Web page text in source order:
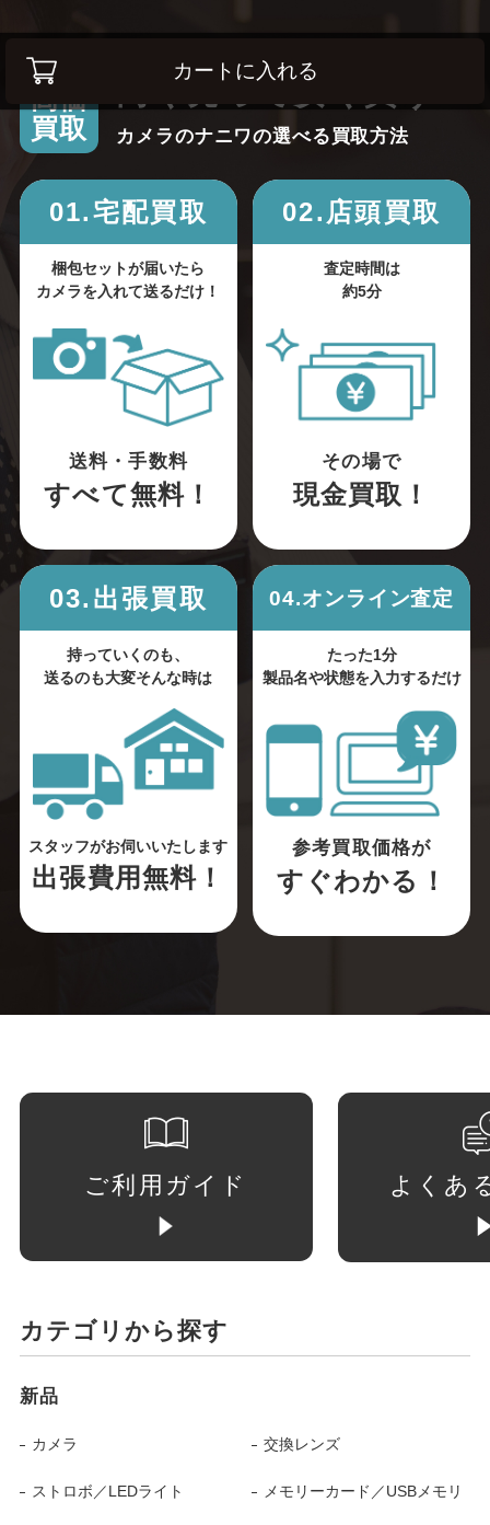
カートに入れる
高価
買取
高く売って安く買う！
カメラのナニワの選べる買取方法
01.宅配買取
梱包セットが届いたら
カメラを入れて送るだけ！
送料・手数料
すべて無料！
02.店頭買取
査定時間は
約5分
その場で
現金買取！
03.出張買取
持っていくのも、
送るのも大変そんな時は
スタッフがお伺いいたします
出張費用無料！
04.オンライン査定
たった1分
製品名や状態を入力するだけ
参考買取価格が
すぐわかる！
ご利用ガイド よくあ
カテゴリから探す
新品
カメラ 交換レンズ
ストロボ／LEDライト メモリーカード／USBメモリ